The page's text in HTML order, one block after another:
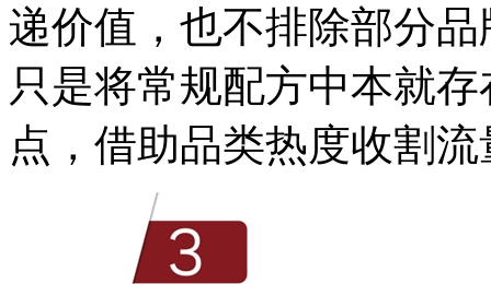
递价值，也不排除部分
只是将常规配方中本就
点，借助品类热度收割流